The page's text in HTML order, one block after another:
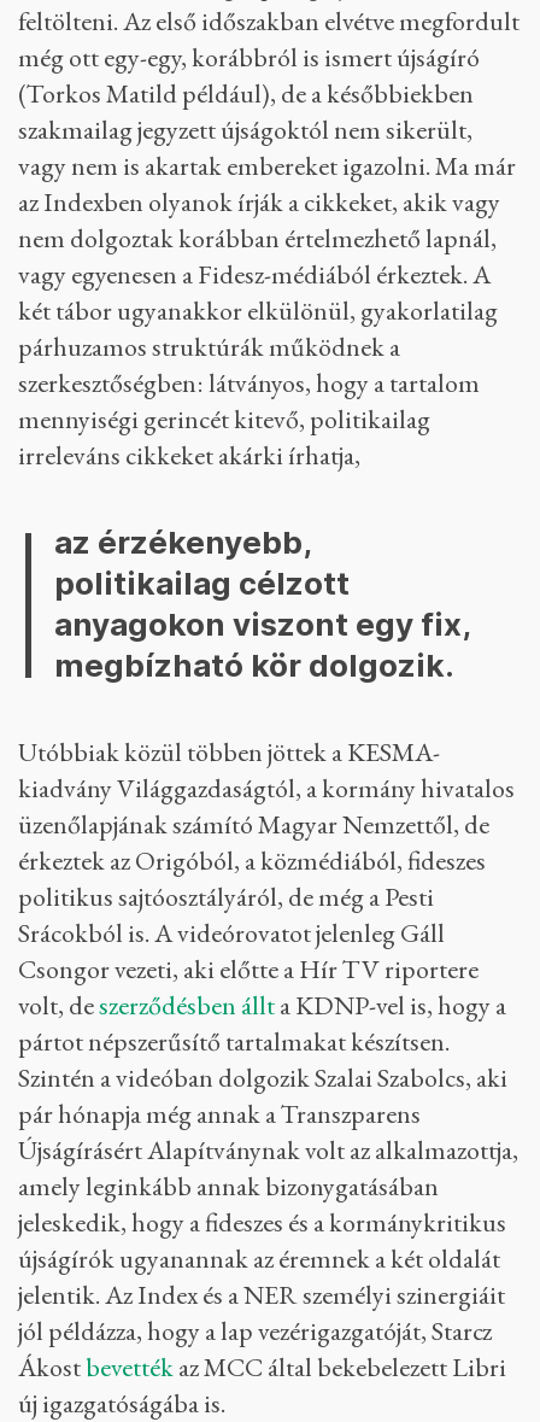
feltölteni. Az első időszakban elvétve megfordult
még ott egy-egy, korábbról is ismert újságíró
(Torkos Matild például), de a későbbiekben
szakmailag jegyzett újságoktól nem sikerült,
vagy nem is akartak embereket igazolni. Ma már
az Indexben olyanok írják a cikkeket, akik vagy
nem dolgoztak korábban értelmezhető lapnál,
vagy egyenesen a Fidesz-médiából érkeztek. A
két tábor ugyanakkor elkülönül, gyakorlatilag
párhuzamos struktúrák működnek a
szerkesztőségben: látványos, hogy a tartalom
mennyiségi gerincét kitevő, politikailag
irreleváns cikkeket akárki írhatja,
az érzékenyebb,
politikailag célzott
anyagokon viszont egy fix,
megbízható kör dolgozik.
Utóbbiak közül többen jöttek a KESMA-
kiadvány Világgazdaságtól, a kormány hivatalos
üzenőlapjának számító Magyar Nemzettől, de
érkeztek az Origóból, a közmédiából, fideszes
politikus sajtóosztályáról, de még a Pesti
Srácokból is. A videórovatot jelenleg Gáll
Csongor vezeti, aki előtte a Hír TV riportere
volt, deszerződésben állta KDNP-vel is, hogy a
pártot népszerűsítő tartalmakat készítsen.
Szintén a videóban dolgozik Szalai Szabolcs, aki
pár hónapja még annak a Transzparens
Újságírásért Alapítványnak volt az alkalmazottja,
amely leginkább annak bizonygatásában
jeleskedik, hogy a fideszes és a kormánykritikus
újságírók ugyanannak az éremnek a két oldalát
jelentik. Az Index és a NER személyi szinergiáit
jól példázza, hogy a lap vezérigazgatóját, Starcz
Ákostbevettékaz MCC által bekebelezett Libri
új igazgatóságába is.